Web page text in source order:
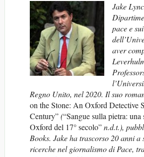
Jake
pace e
aver
Regno Unito, nel 2020. Il suo
on the Stone: An Oxford Detective
Century”(“Sangue sulla pietra:
Oxford del 17° secolo”n.d.t.),
Books. Jake ha trascorso 20 anni
ricerche nel giornalismo di Pace,